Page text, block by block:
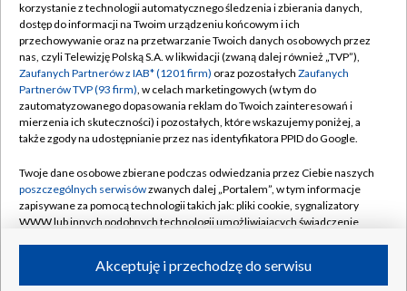
TVP
Abonament TVP
Emisja w TVP
Centrum informacji TVP
Naziemna Telewizja Cyfrowa
Rada Programowa
System NOS
Informacje o nadawcy
Program dla prasy
Regulamin TVP
Polityka prywatności
Moje zgody
Pomoc
Kontakt
Kanały
korzystanie z technologii automatycznego śledzenia i zbierania danych,
dostęp do informacji na Twoim urządzeniu końcowym i ich
przechowywanie oraz na przetwarzanie Twoich danych osobowych przez
nas, czyli Telewizję Polską S.A. w likwidacji (zwaną dalej również „TVP”),
Zaufanych Partnerów z IAB* (1201 firm) oraz pozostałych Zaufanych
Partnerów TVP (93 firm), w celach marketingowych (w tym do
zautomatyzowanego dopasowania reklam do Twoich zainteresowań i
mierzenia ich skuteczności) i pozostałych, które wskazujemy poniżej, a
także zgody na udostępnianie przez nas identyfikatora PPID do Google.
Twoje dane osobowe zbierane podczas odwiedzania przez Ciebie naszych
poszczególnych serwisówzwanych dalej „Portalem”, w tym informacje
zapisywane za pomocą technologii takich jak: pliki cookie, sygnalizatory
WWW lub innych podobnych technologii umożliwiających świadczenie
ruchu w Internecie.Akceptuję i przechodzę do serwisu